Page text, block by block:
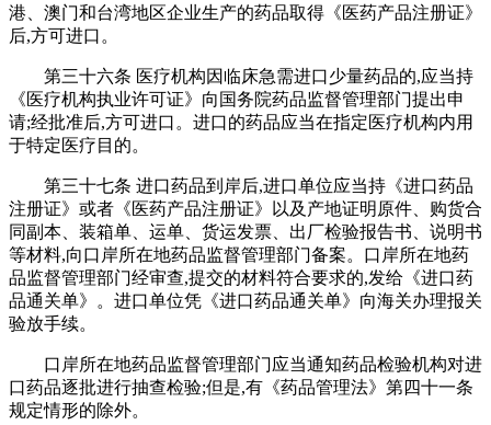
港、澳门和台湾地区企业生产的药品取得《医药产品注册证》
后,方可进口。
第三十六条 医疗机构因临床急需进口少量药品的,应当持
《医疗机构执业许可证》向国务院药品监督管理部门提出申
请;经批准后,方可进口。进口的药品应当在指定医疗机构内用
于特定医疗目的。
第三十七条 进口药品到岸后,进口单位应当持《进口药品
注册证》或者《医药产品注册证》以及产地证明原件、购货合
同副本、装箱单、运单、货运发票、出厂检验报告书、说明书
等材料,向口岸所在地药品监督管理部门备案。口岸所在地药
品监督管理部门经审查,提交的材料符合要求的,发给《进口药
品通关单》。进口单位凭《进口药品通关单》向海关办理报关
验放手续。
口岸所在地药品监督管理部门应当通知药品检验机构对进
口药品逐批进行抽查检验;但是,有《药品管理法》第四十一条
规定情形的除外。